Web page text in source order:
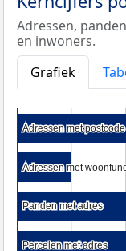
Adressen,
en inwoners.
Grafiek
Adressen met postcode
Adressen met postcode
Adressen met
Adressen met
Panden met adres
Panden met adres
Percelen met adres
Percelen met adres